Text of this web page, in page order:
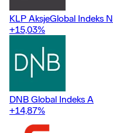
KLP AksjeGlobal Indeks N
+15,03%
DNB Global Indeks A
+14,87%